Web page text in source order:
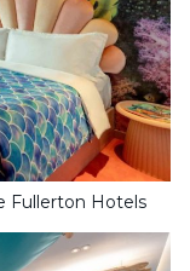
Fullerton Hotels